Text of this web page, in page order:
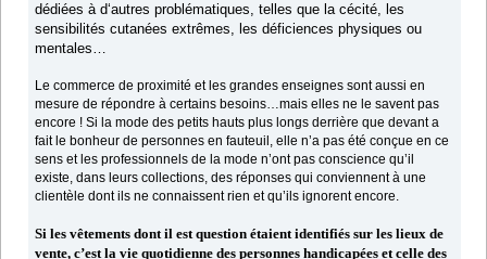
dédiées à d‘autres problématiques, telles que la cécité, les
sensibilités cutanées extrêmes, les déficiences physiques ou
mentales…
Le commerce de proximité et les grandes enseignes sont aussi en
mesure de répondre à certains besoins…mais elles ne le savent pas
encore ! Si la mode des petits hauts plus longs derrière que devant a
fait le bonheur de personnes en fauteuil, elle n’a pas été conçue en ce
sens et les professionnels de la mode n’ont pas conscience qu’il
existe, dans leurs collections, des réponses qui conviennent à une
clientèle dont ils ne connaissent rien et qu’ils ignorent encore.
Si les vêtements dont il est question étaient identifiés sur les lieux de
vente, c’est la vie quotidienne des personnes handicapées et celle des